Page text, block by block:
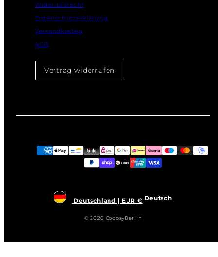
Widerrufsrecht
Datenschutzerklärung
Versandkosten
AGB
Vertrag widerrufen
Zahlungsarten
Deutschland | EUR € Deutsch
© 2026 CocosyBerlin